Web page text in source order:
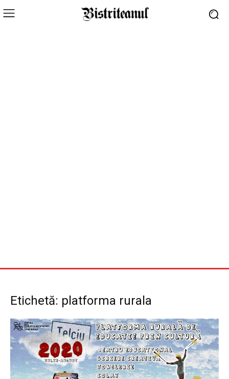
Etichetă: platforma rurala